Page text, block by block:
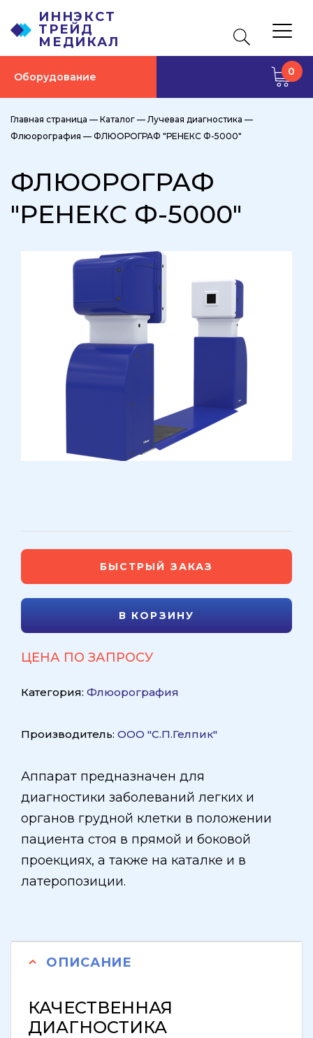
ИННЭКСТ
ТРЕЙД
МЕДИКАЛ
0
Оборудование
Главная страница — Каталог —Лучевая диагностика —
Флюорография — ФЛЮОРОГРАФ "РЕНЕКС Ф-5000"
ФЛЮОРОГРАФ
"РЕНЕКС Ф-5000"
БЫСТРЫЙ ЗАКАЗ
В КОРЗИНУ
ЦЕНА ПО ЗАПРОСУ
Категория: Флюорография
Производитель: ООО "С.П.Гелпик"
Аппарат предназначен для
диагностики заболеваний легких и
органов грудной клетки в положении
пациента стоя в прямой и боковой
проекциях, а также на каталке и в
латеропозиции.
ОПИСАНИЕ
КАЧЕСТВЕННАЯ
ДИАГНОСТИКА